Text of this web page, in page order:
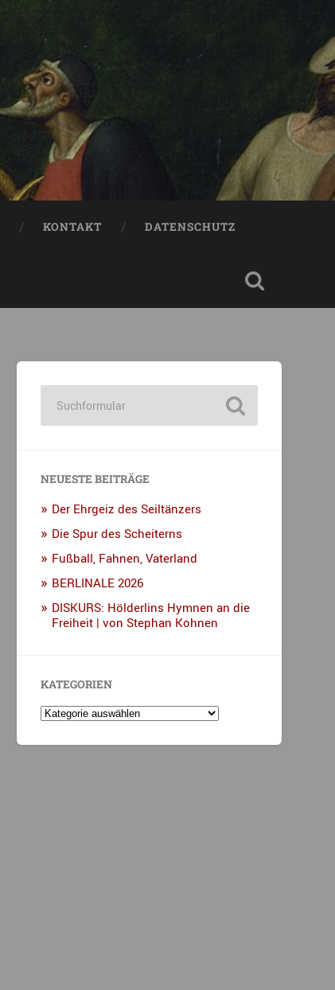
KONTAKT DATENSCHUTZ
NEUESTE BEITRÄGE
Der Ehrgeiz des Seiltänzers
Die Spur des Scheiterns
Fußball, Fahnen, Vaterland
BERLINALE 2026
DISKURS: Hölderlins Hymnen an die
Freiheit | von Stephan Kohnen
KATEGORIEN